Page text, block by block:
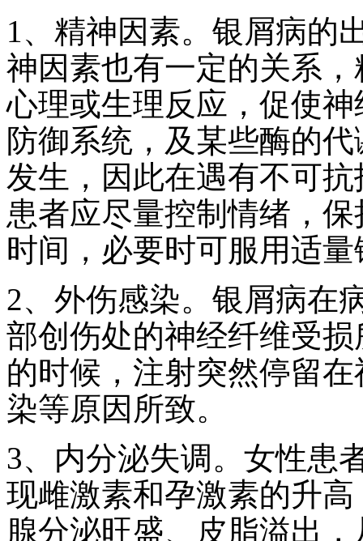
1、精神因素。银屑病的
神因素也有一定的关系
心理或生理反应，促使
防御系统，及某些酶的
发生，因此在遇有不可
患者应尽量控制情绪，
时间，必要时可服用适
2、外伤感染。银屑病在
部创伤处的神经纤维受
的时候，注射突然停留
染等原因所致。
3、内分泌失调。女性患
现雌激素和孕激素的升
腺分泌旺盛、皮脂溢出